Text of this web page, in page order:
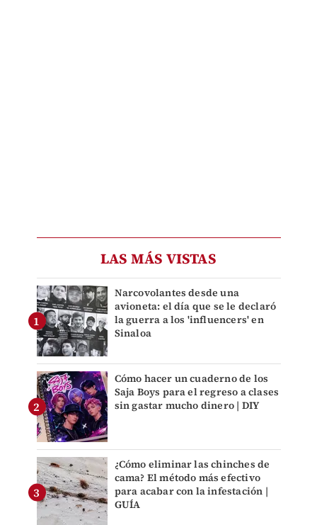
LAS MÁS VISTAS
Narcovolantes desde una
avioneta: el día que se le declaró
la guerra a los 'influencers' en
Sinaloa
Cómo hacer un cuaderno de los
Saja Boys para el regreso a clases
sin gastar mucho dinero | DIY
¿Cómo eliminar las chinches de
cama? El método más efectivo
para acabar con la infestación |
GUÍA